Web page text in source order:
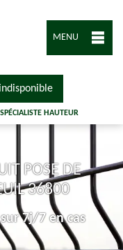
MENU
indisponible
HAUTEUR
POSE DE
36800
7j/7 en cas